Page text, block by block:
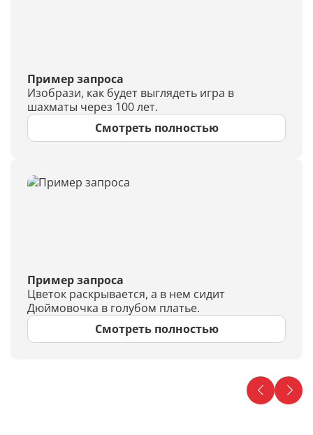
Пример запроса
Изобрази, как будет выглядеть игра в
шахматы через 100 лет.
Смотреть полностью
Пример запроса
Цветок раскрывается, а в нем сидит
Дюймовочка в голубом платье.
Смотреть полностью